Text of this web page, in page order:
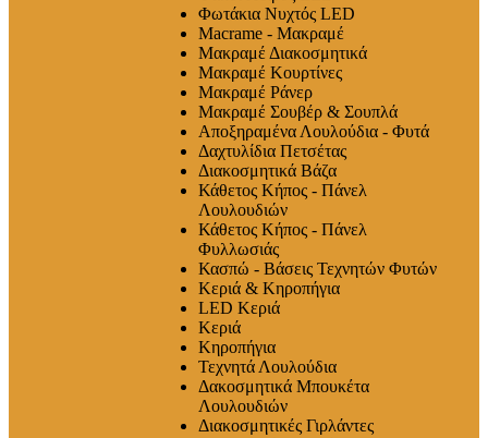
Φωτάκια Νυχτός LED
Macrame - Μακραμέ
Μακραμέ Διακοσμητικά
Μακραμέ Κουρτίνες
Μακραμέ Ράνερ
Μακραμέ Σουβέρ & Σουπλά
Αποξηραμένα Λουλούδια - Φυτά
Δαχτυλίδια Πετσέτας
Διακοσμητικά Βάζα
Κάθετος Κήπος - Πάνελ
Λουλουδιών
Κάθετος Κήπος - Πάνελ
Φυλλωσιάς
Κασπώ - Βάσεις Τεχνητών Φυτών
Κεριά & Κηροπήγια
LED Κεριά
Κεριά
Κηροπήγια
Τεχνητά Λουλούδια
Δακοσμητικά Μπουκέτα
Λουλουδιών
Διακοσμητικές Γιρλάντες